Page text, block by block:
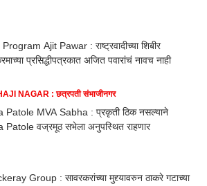
Ajit Pawar : राष्ट्रवादीच्या शिबीर
प्रसिद्धीपत्रकात अजित पवारांचं नावच नाही
NAGAR : छत्रपती संभाजीनगर
Patole MVA Sabha : प्रकृती ठिक नसल्याने
Patole वज्रमूठ सभेला अनुपस्थित राहणार
Group : सावरकरांच्या मुद्द्यावरुन ठाकरे गटाच्या